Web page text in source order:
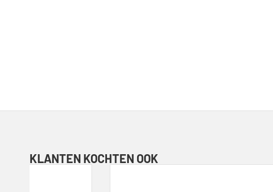
KLANTEN KOCHTEN OOK